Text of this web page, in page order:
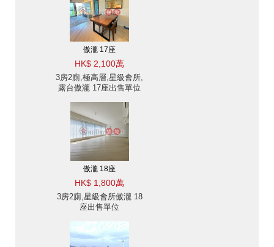
傲瀧 17座
HK$ 2,100萬
3房2廁,極高層,星級會所,
露台傲瀧 17座出售單位
傲瀧 18座
HK$ 1,800萬
3房2廁,星級會所傲瀧 18
座出售單位